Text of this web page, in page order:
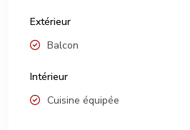
Extérieur
Balcon
Intérieur
Cuisine équipée